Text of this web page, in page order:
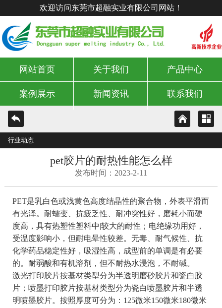
欢迎访问东莞市超融实业有限公司网站！
网站首页 关于我们 产品中心
案例展示 新闻资讯 联系我们
行业动态
pet胶片的耐热性能怎么样
发布时间：2023-2-11
PET是乳白色或浅黄色高度结晶性的聚合物，外表平滑而
有光泽。耐蠕变、抗疲乏性、耐冲突性好，磨耗小而硬
度高，具有热塑性塑料中|较大的耐性；电绝缘功用好，
受温度影响小，但耐电晕性较差。无毒、耐气候性、抗
化学药品稳定性好，吸湿性高，成型前的单调是有必要
的。耐弱酸和有机溶剂，但不耐热水浸泡，不耐碱。
激光打印胶片按基材类型分为半透明磨砂胶片和瓷白胶
片；喷墨打印胶片按基材类型分为瓷白喷墨胶片和半透
明喷墨胶片。按照厚度可分为：125微米150微米180微米